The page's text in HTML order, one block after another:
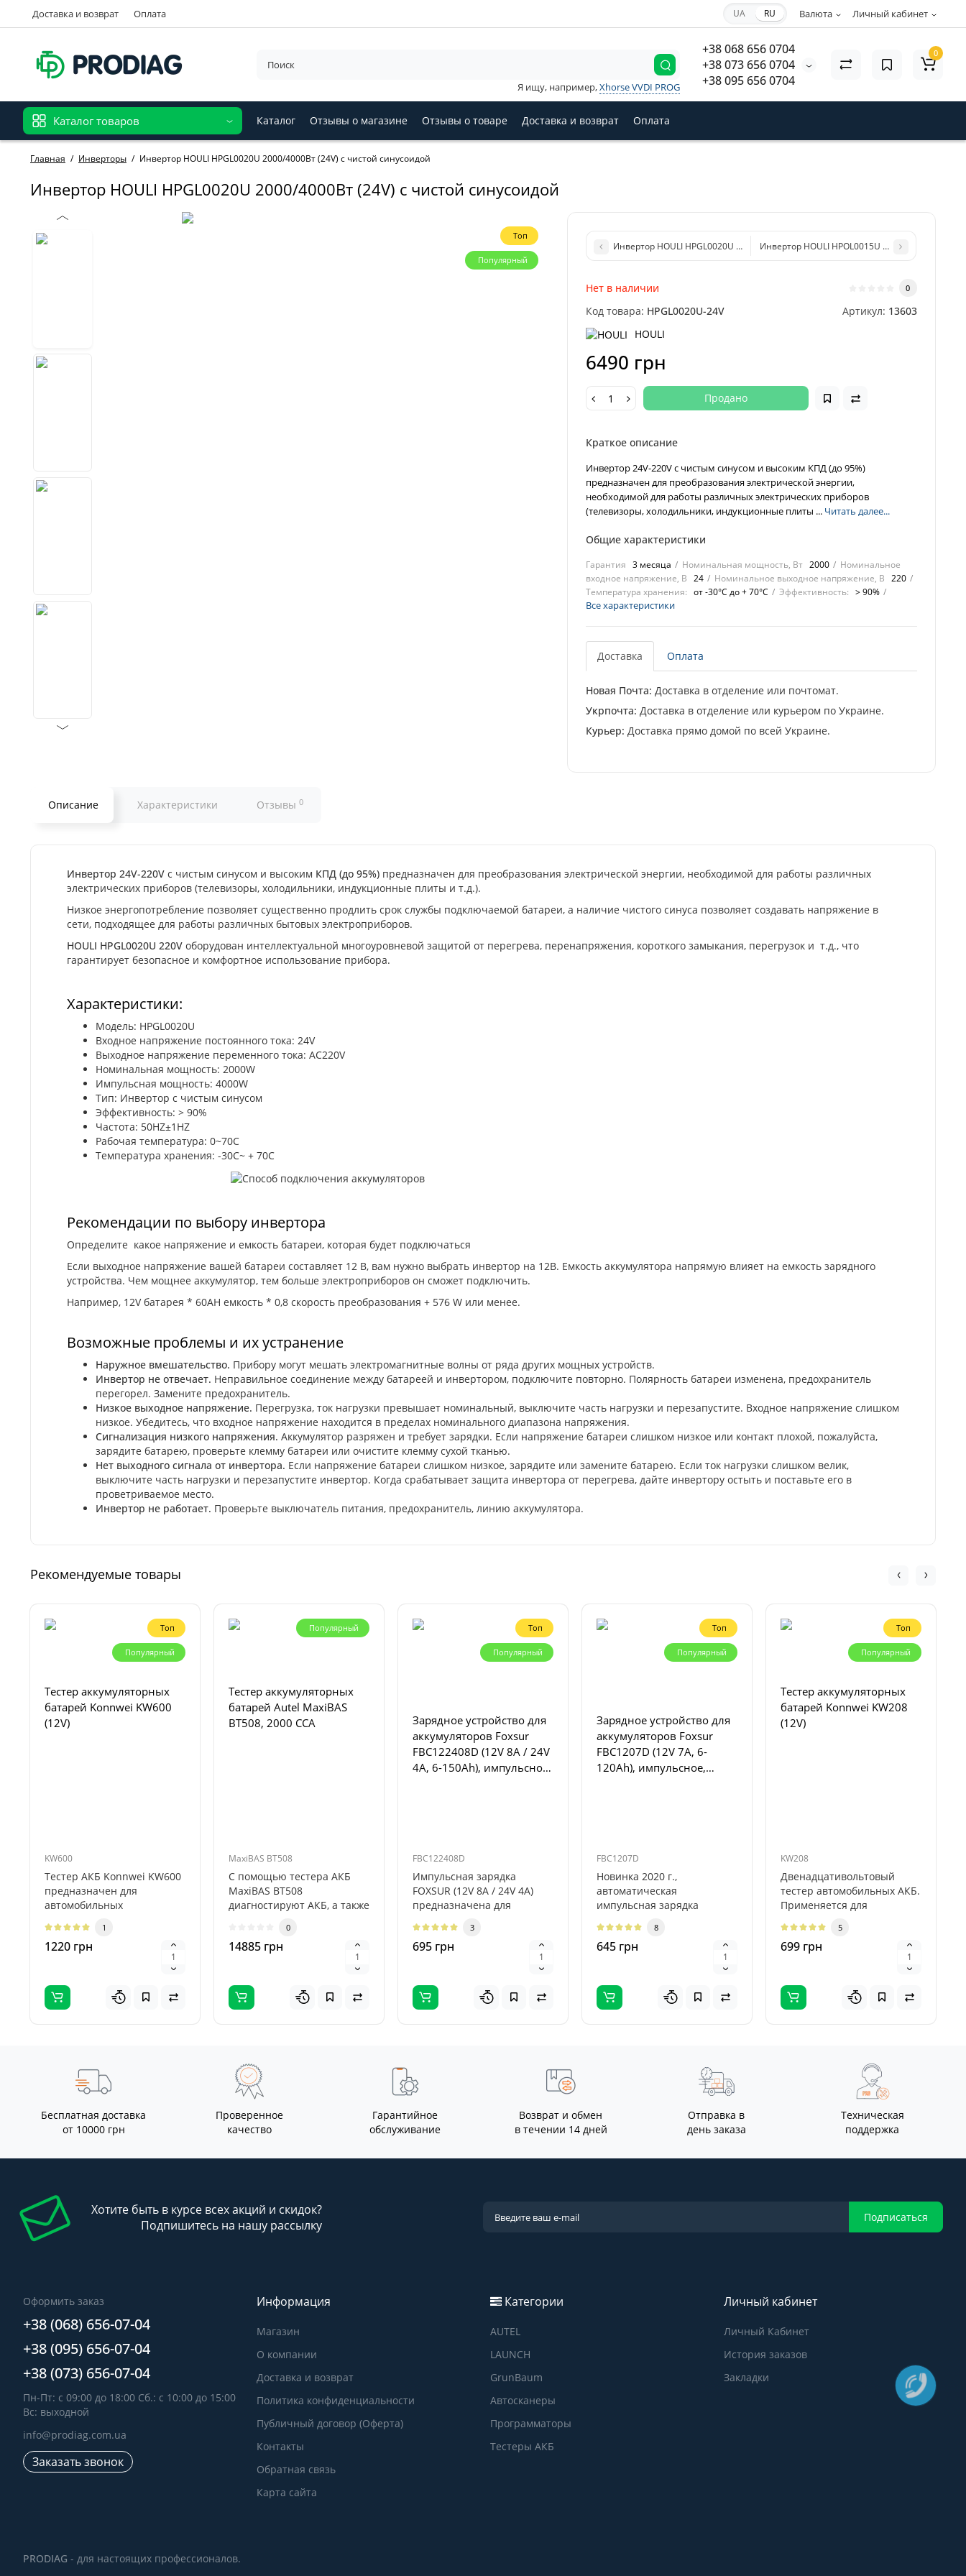
Доставка и возврат Оплата Личный кабинет
Валюта
UA RU
+38 068 656 0704
+38 073 656 0704
+38 095 656 0704
Я ищу, например,Xhorse VVDI PROG
0
Каталог товаров Каталог Отзывы о магазине Отзывы о товаре Доставка и возврат Оплата
Главная Инверторы Инвертор HOULI HPGL0020U 2000/4000Вт (24V) с чистой синусоидой
Инвертор HOULI HPGL0020U 2000/4000Вт (24V) с чистой синусоидой
Топ
Популярный
Инвертор HOULI HPGL0020U 2000/4000Вт (12V) с чистой синусоидой
Инвертор HOULI HPOL0015U 1500/3000Вт (12V)
Нет в наличии 0
Код товара: HPGL0020U-24V Артикул: 13603
HOULI
6490 грн
Продано
Краткое описание
Инвертор 24V-220V с чистым синусом и высоким КПД (до 95%)
предназначен для преобразования электрической энергии,
необходимой для работы различных электрических приборов
(телевизоры, холодильники, индукционные плиты ... Читать далее...
Общие характеристики
Гарантия 3 месяца Номинальная мощность, Вт 2000
Номинальное
входное напряжение, В 24 Номинальное выходное напряжение, В 220
Температура хранения: от -30°C до + 70°C Эффективность: > 90%
Все характеристики
Доставка Оплата
Новая Почта: Доставка в отделение или почтомат.
Укрпочта: Доставка в отделение или курьером по Украине.
Курьер: Доставка прямо домой по всей Украине.
Описание Характеристики Отзывы 0
Инвертор 24V-220V с чистым синусом и высоким КПД (до 95%) предназначен для преобразования электрической энергии, необходимой для работы различных
электрических приборов (телевизоры, холодильники, индукционные плиты и т.д.).
Низкое энергопотребление позволяет существенно продлить срок службы подключаемой батареи, а наличие чистого синуса позволяет создавать напряжение в
сети, подходящее для работы различных бытовых электроприборов.
HOULI HPGL0020U 220V оборудован интеллектуальной многоуровневой защитой от перегрева, перенапряжения, короткого замыкания, перегрузок и т.д., что
гарантирует безопасное и комфортное использование прибора.
Характеристики:
Модель: HPGL0020U
Входное напряжение постоянного тока: 24V
Выходное напряжение переменного тока: AC220V
Номинальная мощность: 2000W
Импульсная мощность: 4000W
Тип: Инвертор с чистым синусом
Эффективность: > 90%
Частота: 50HZ±1HZ
Рабочая температура: 0~70С
Температура хранения: -30С~ + 70С
Рекомендации по выбору инвертора
Определите какое напряжение и емкость батареи, которая будет подключаться
Если выходное напряжение вашей батареи составляет 12 В, вам нужно выбрать инвертор на 12В. Емкость аккумулятора напрямую влияет на емкость зарядного
устройства. Чем мощнее аккумулятор, тем больше электроприборов он сможет подключить.
Например, 12V батарея * 60AH емкость * 0,8 скорость преобразования + 576 W или менее.
Возможные проблемы и их устранение
Наружное вмешательство. Прибору могут мешать электромагнитные волны от ряда других мощных устройств.
Инвертор не отвечает. Неправильное соединение между батареей и инвертором, подключите повторно. Полярность батареи изменена, предохранитель
перегорел. Замените предохранитель.
Низкое выходное напряжение. Перегрузка, ток нагрузки превышает номинальный, выключите часть нагрузки и перезапустите. Входное напряжение слишком
низкое. Убедитесь, что входное напряжение находится в пределах номинального диапазона напряжения.
Сигнализация низкого напряжения. Аккумулятор разряжен и требует зарядки. Если напряжение батареи слишком низкое или контакт плохой, пожалуйста,
зарядите батарею, проверьте клемму батареи или очистите клемму сухой тканью.
Нет выходного сигнала от инвертора. Если напряжение батареи слишком низкое, зарядите или замените батарею. Если ток нагрузки слишком велик,
выключите часть нагрузки и перезапустите инвертор. Когда срабатывает защита инвертора от перегрева, дайте инвертору остыть и поставьте его в
проветриваемое место.
Инвертор не работает. Проверьте выключатель питания, предохранитель, линию аккумулятора.
Рекомендуемые товары
Топ
Популярный
Тестер аккумуляторных
батарей Konnwei KW600
(12V)
KW600
Тестер АКБ Konnwei KW600
предназначен для
автомобильных
эффективно анализир..
1
1220 грн
Популярный
Тестер аккумуляторных
батарей Autel MaxiBAS
BT508, 2000 CCA
MaxiBAS BT508
С помощью тестера АКБ
MaxiBAS BT508
диагностируют АКБ, а также
0
14885 грн
Топ
Популярный
Зарядное устройство для
аккумуляторов Foxsur
FBC122408D (12V 8A / 24V
4A, 6-150Ah), импульсное,
FBC122408D
Импульсная зарядка
FOXSUR (12V 8A / 24V 4A)
предназначена для
десульфатаци..
3
695 грн
Топ
Популярный
Зарядное устройство для
аккумуляторов Foxsur
FBC1207D (12V 7A, 6-
120Ah), импульсное,
FBC1207D
Новинка 2020 г.,
автоматическая
импульсная зарядка
мотоциклетных и
автомобильных А..
8
645 грн
Топ
Популярный
Тестер аккумуляторных
батарей Konnwei KW208
(12V)
KW208
Двенадцативольтовый
тестер автомобильных АКБ.
Применяется для
кислотных, AGM, г..
5
699 грн
Бесплатная доставка
от 10000 грн
Проверенное
качество
Гарантийное
обслуживание
Возврат и обмен
в течении 14 дней
Отправка в
день заказа
Техническая
поддержка
Хотите быть в курсе всех акций и скидок?
Подпишитесь на нашу рассылку
Подписаться
Оформить заказ
+38 (068) 656-07-04
+38 (095) 656-07-04
+38 (073) 656-07-04
Пн-Пт: с 09:00 до 18:00 Сб.: с 10:00 до 15:00
Вс: выходной
info@prodiag.com.ua
Заказать звонок
Информация
Магазин
О компании
Доставка и возврат
Политика конфиденциальности
Публичный договор (Оферта)
Контакты
Обратная связь
Карта сайта
Категории
AUTEL
LAUNCH
GrunBaum
Автосканеры
Программаторы
Тестеры АКБ
Личный кабинет
Личный Кабинет
История заказов
Закладки
PRODIAG - для настоящих профессионалов.